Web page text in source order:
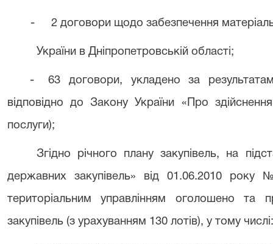
- 2 договори щодо забезпечення
України в Дніпропетровській області;
- 63 договори, укладено за
відповідно до Закону України «Про
послуги);
Згідно річного плану закупівель, на
державних закупівель» від 01.06.2010
територіальним управлінням оголошено та
закупівель (з урахуванням 130 лотів), у тому числі: